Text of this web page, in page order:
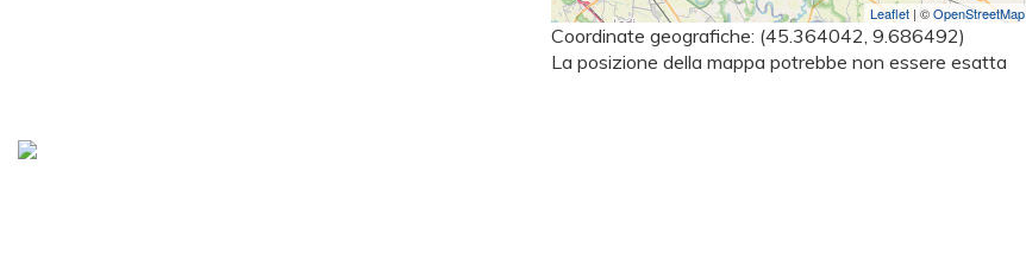
Leaflet | ©OpenStreetMap
Coordinate geografiche: (45.364042, 9.686492)
La posizione della mappa potrebbe non essere esatta